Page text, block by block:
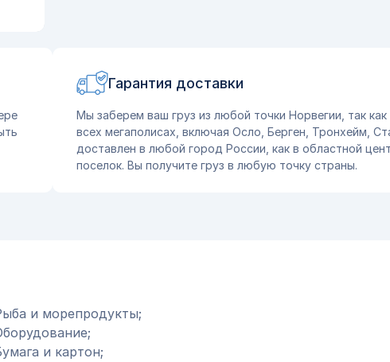
Гарантия доставки
Мы заберем ваш груз из любой точки Норвегии, так
всех мегаполисах, включая Осло, Берген, Тронхейм,
доставлен в любой город России, как в областной
поселок. Вы получите груз в любую точку страны.
и морепродукты;
и картон;